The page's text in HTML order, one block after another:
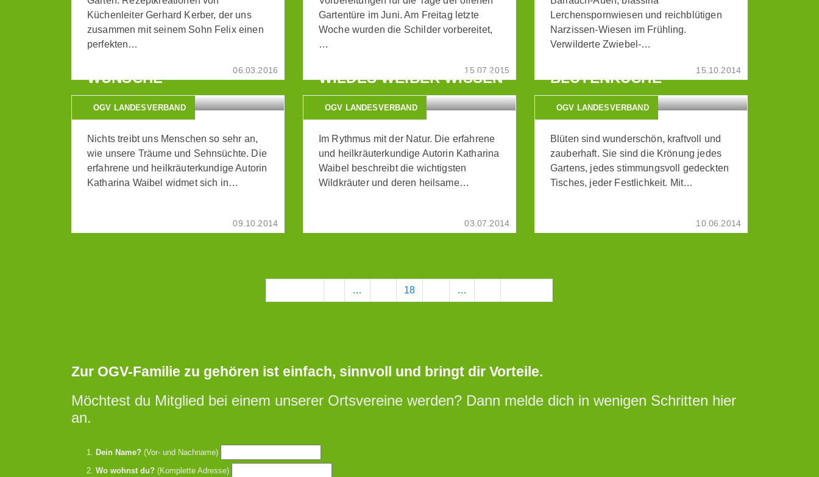
Küchenleiter Gerhard Kerber, der uns
zusammen mit seinem Sohn Felix einen
perfekten…
06.03.2016
Gartentüre im Juni. Am Freitag letzte
Woche wurden die Schilder vorbereitet,
…
15.07.2015
Lerchenspornwiesen und reichblütigen
Narzissen-Wiesen im Frühling.
Verwilderte Zwiebel-…
15.10.2014
WÜNSCHE
OGV LANDESVERBAND
Nichts treibt uns Menschen so sehr an,
wie unsere Träume und Sehnsüchte. Die
erfahrene und heilkräuterkundige Autorin
Katharina Waibel widmet sich in…
09.10.2014
WILDES WEIBER WISSEN
OGV LANDESVERBAND
Im Rythmus mit der Natur. Die erfahrene
und heilkräuterkundige Autorin Katharina
Waibel beschreibt die wichtigsten
Wildkräuter und deren heilsame…
03.07.2014
BLÜTENKÜCHE
OGV LANDESVERBAND
Blüten sind wunderschön, kraftvoll und
zauberhaft. Sie sind die Krönung jedes
Gartens, jedes stimmungsvoll gedeckten
Tisches, jeder Festlichkeit. Mit…
10.06.2014
… 18 …
Zur OGV-Familie zu gehören ist einfach, sinnvoll und bringt dir Vorteile.
Möchtest du Mitglied bei einem unserer Ortsvereine werden? Dann melde dich in wenigen Schritten hier
an.
Dein Name? (Vor- und Nachname)
Wo wohnst du? (Komplette Adresse)